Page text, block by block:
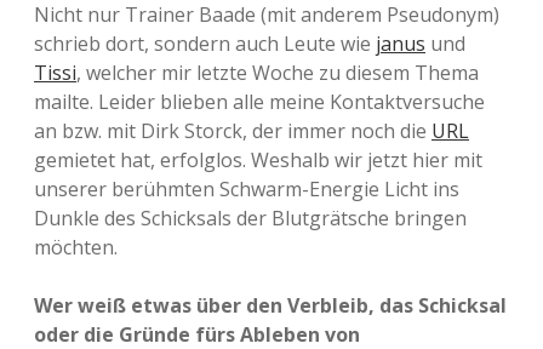
Nicht nur Trainer Baade (mit anderem Pseudonym)
schrieb dort, sondern auch Leute wie janus und
Tissi, welcher mir letzte Woche zu diesem Thema
mailte. Leider blieben alle meine Kontaktversuche
an bzw. mit Dirk Storck, der immer noch die URL
gemietet hat, erfolglos. Weshalb wir jetzt hier mit
unserer berühmten Schwarm-Energie Licht ins
Dunkle des Schicksals der Blutgrätsche bringen
möchten.
Wer weiß etwas über den Verbleib, das Schicksal
oder die Gründe fürs Ableben von